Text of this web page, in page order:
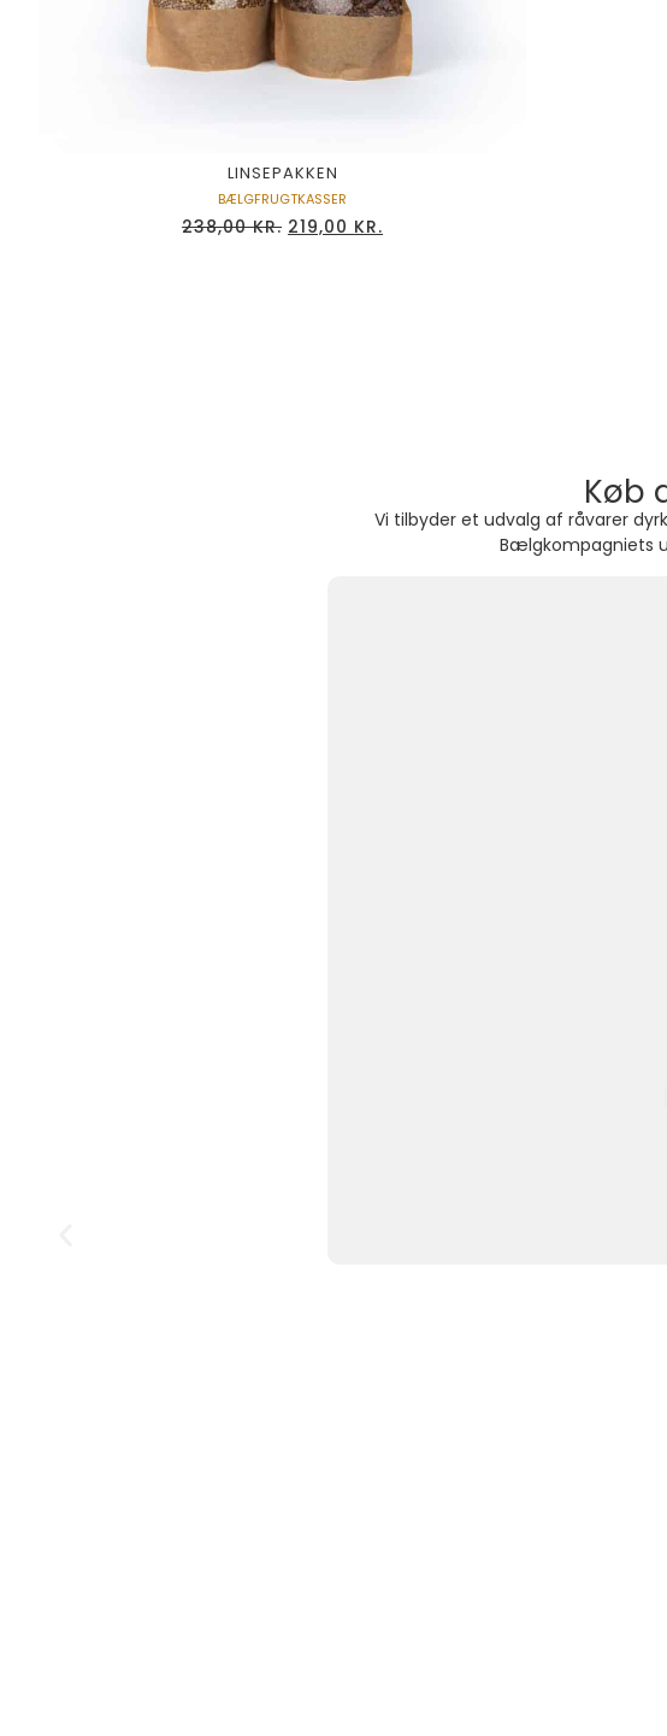
LINSEPAKKEN
BÆLGFRUGTKASSER
238,00KR. 219,00 KR.
Køb
Vi tilbyder et udvalg af råvarer
Bælgkompagniets